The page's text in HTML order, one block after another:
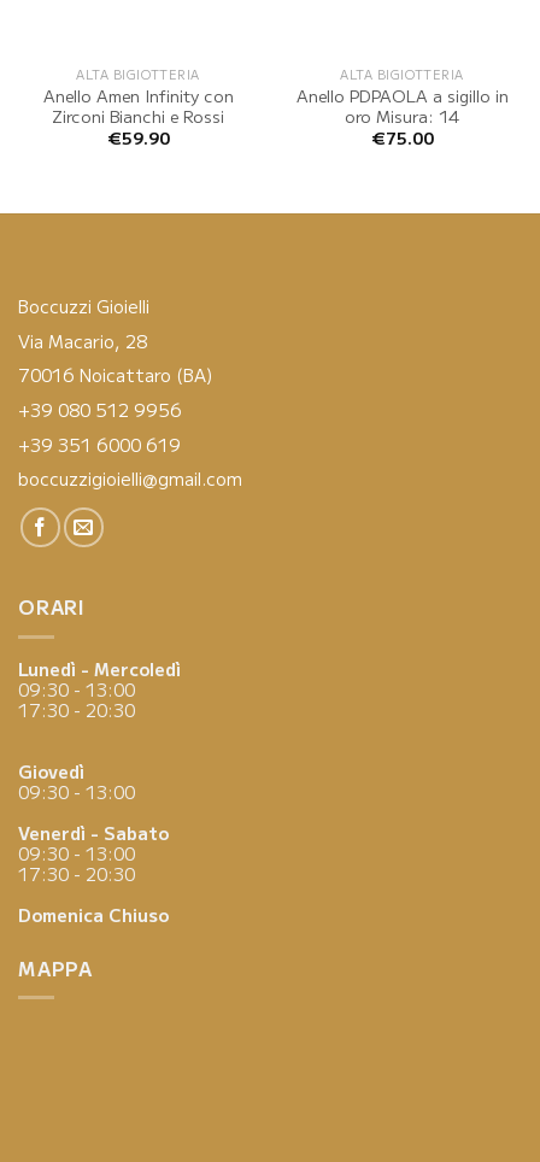
ALTA BIGIOTTERIA
Anello Amen Infinity con
Zirconi Bianchi e Rossi
€59.90
ALTA BIGIOTTERIA
Anello PDPAOLA a sigillo in
oro Misura: 14
€75.00
Boccuzzi Gioielli
Via Macario, 28
70016 Noicattaro (BA)
+39 080 512 9956
+39 351 6000 619
boccuzzigioielli@gmail.com
ORARI
Lunedì - Mercoledì
09:30 - 13:00
17:30 - 20:30
Giovedì
09:30 - 13:00
Venerdì - Sabato
09:30 - 13:00
17:30 - 20:30
Domenica Chiuso
MAPPA